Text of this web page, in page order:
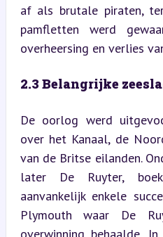
af als brutale piraten,
pamfletten werd
overheersing en verlies
2.3 Belangrijke
De oorlog werd
over het Kanaal, de
van de Britse eilanden.
later De Ruyter,
aanvankelijk enkele
Plymouth waar De